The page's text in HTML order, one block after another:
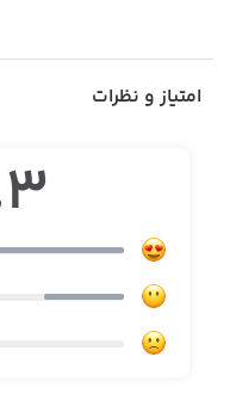
اولین و کاملترین
برخی قابلیت های برنامه :
کامل ترین نقشه ی
لیست جاذبه های گردشگری
امتیاز و نظرات